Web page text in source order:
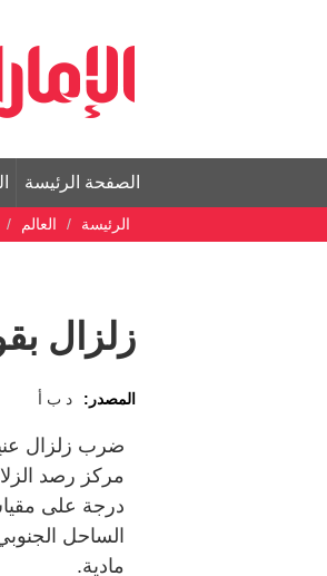
الصفحة الرئيسة
الرئيسة العالم
زلزال بقوة 3، 6 درجة يضرب
المصدر: د ب أ
ضرب زلزال
الساحل
مادية.